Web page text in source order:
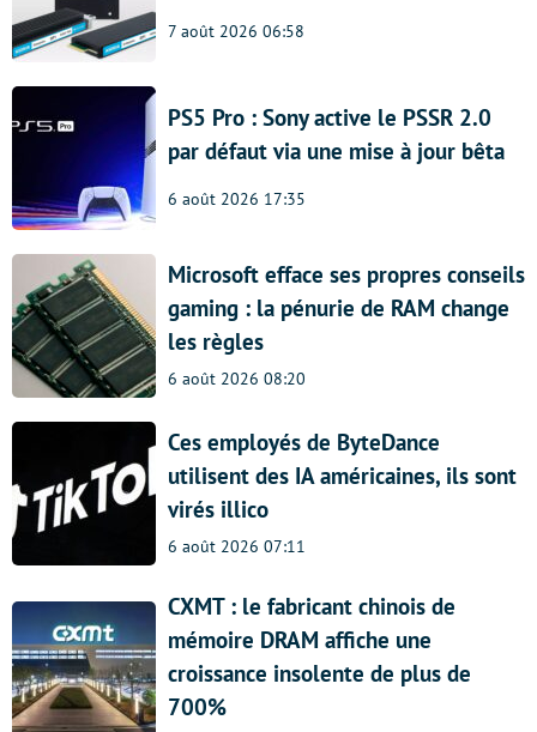
7 août 2026 06:58
PS5 Pro : Sony active le PSSR 2.0
par défaut via une mise à jour bêta
6 août 2026 17:35
Microsoft efface ses propres conseils
gaming : la pénurie de RAM change
les règles
6 août 2026 08:20
Ces employés de ByteDance
utilisent des IA américaines, ils sont
virés illico
6 août 2026 07:11
CXMT : le fabricant chinois de
mémoire DRAM affiche une
croissance insolente de plus de
700%